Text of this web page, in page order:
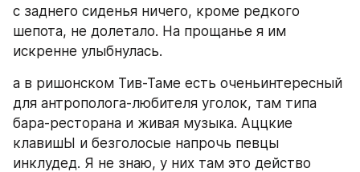
с заднего сиденья ничего, кроме редкого
шепота, не долетало. На прощанье я им
искренне улыбнулась.
а в ришонском Тив-Таме есть оченьинтересный
для антрополога-любителя уголок, там типа
бара-ресторана и живая музыка. Аццкие
клавишЫ и безголосые напрочь певцы
инклудед. Я не знаю, у них там это действо